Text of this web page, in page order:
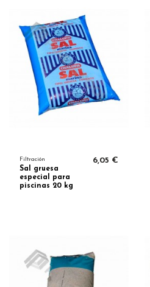
Filtración
Sal gruesa
especial para
piscinas 20 kg
6,05 €